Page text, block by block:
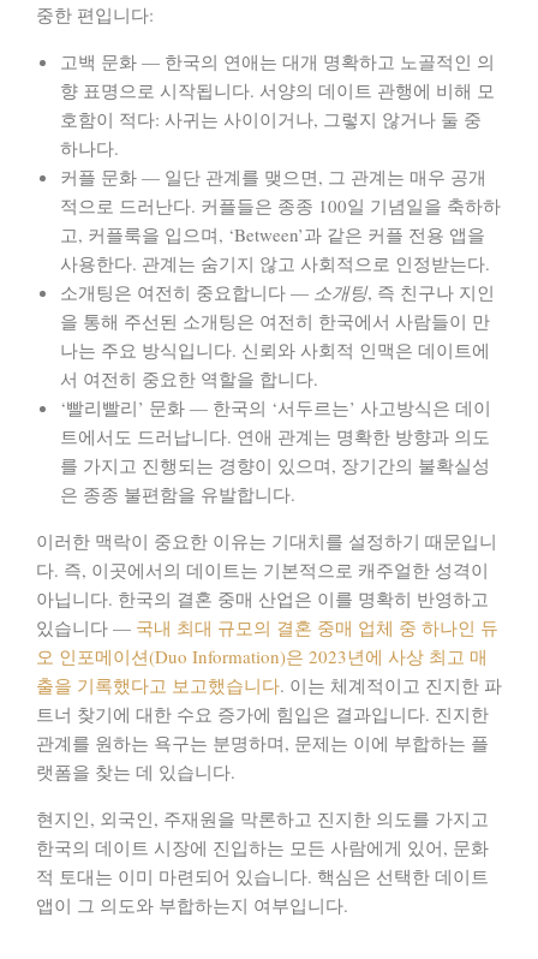
중한 편입니다:
고백 문화 — 한국의 연애는 대개 명확하고 노골적인 의
향 표명으로 시작됩니다. 서양의 데이트 관행에 비해 모
호함이 적다: 사귀는 사이이거나, 그렇지 않거나 둘 중
하나다.
커플 문화 — 일단 관계를 맺으면, 그 관계는 매우 공개
적으로 드러난다. 커플들은 종종 100일 기념일을 축하하
고, 커플룩을 입으며, ‘Between’과 같은 커플 전용 앱을
사용한다. 관계는 숨기지 않고 사회적으로 인정받는다.
소개팅은 여전히 중요합니다 — 소개팅, 즉 친구나 지인
을 통해 주선된 소개팅은 여전히 한국에서 사람들이 만
나는 주요 방식입니다. 신뢰와 사회적 인맥은 데이트에
서 여전히 중요한 역할을 합니다.
‘빨리빨리’ 문화 — 한국의 ‘서두르는’ 사고방식은 데이
트에서도 드러납니다. 연애 관계는 명확한 방향과 의도
를 가지고 진행되는 경향이 있으며, 장기간의 불확실성
은 종종 불편함을 유발합니다.
이러한 맥락이 중요한 이유는 기대치를 설정하기 때문입니
다. 즉, 이곳에서의 데이트는 기본적으로 캐주얼한 성격이
아닙니다. 한국의 결혼 중매 산업은 이를 명확히 반영하고
있습니다 — 국내 최대 규모의 결혼 중매 업체 중 하나인 듀
오 인포메이션(Duo Information)은 2023년에 사상 최고 매
출을 기록했다고 보고했습니다. 이는 체계적이고 진지한 파
트너 찾기에 대한 수요 증가에 힘입은 결과입니다. 진지한
관계를 원하는 욕구는 분명하며, 문제는 이에 부합하는 플
랫폼을 찾는 데 있습니다.
현지인, 외국인, 주재원을 막론하고 진지한 의도를 가지고
한국의 데이트 시장에 진입하는 모든 사람에게 있어, 문화
적 토대는 이미 마련되어 있습니다. 핵심은 선택한 데이트
앱이 그 의도와 부합하는지 여부입니다.